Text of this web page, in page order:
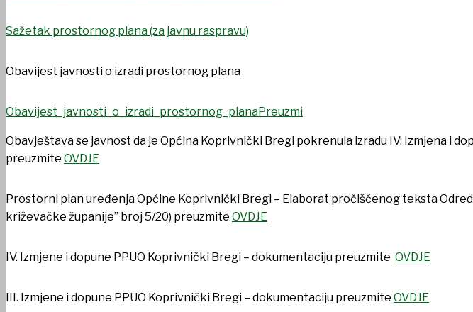
USTANOVE
Sažetak prostornog plana (za javnu raspravu)
Obavijest javnosti o izradi prostornog plana
Obavijest_javnosti_o_izradi_prostornog_planaPreuzmi
Obavještava se javnost da je Općina Koprivnički Bregi pokrenula izradu IV: Izmjena i
preuzmite OVDJE
Prostorni plan uređenja Općine Koprivnički Bregi – Elaborat pročišćenog teksta
križevačke županije” broj 5/20) preuzmite OVDJE
IV. Izmjene i dopune PPUO Koprivnički Bregi – dokumentaciju preuzmite OVDJE
III. Izmjene i dopune PPUO Koprivnički Bregi – dokumentaciju preuzmite OVDJE